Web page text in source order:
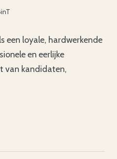
een loyale, hardwerkende
en eerlijke
van kandidaten,